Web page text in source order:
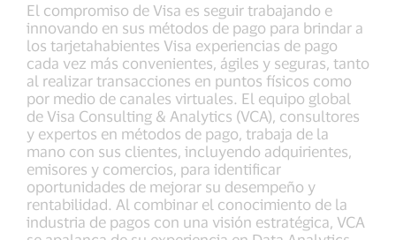
El compromiso de Visa es seguir trabajando e
innovando en sus métodos de pago para brindar a
los tarjetahabientes Visa experiencias de pago
cada vez más convenientes, ágiles y seguras, tanto
al realizar transacciones en puntos físicos como
por medio de canales virtuales. El equipo global
de Visa Consulting & Analytics (VCA), consultores
y expertos en métodos de pago, trabaja de la
mano con sus clientes, incluyendo adquirientes,
emisores y comercios, para identificar
oportunidades de mejorar su desempeño y
rentabilidad. Al combinar el conocimiento de la
industria de pagos con una visión estratégica, VCA